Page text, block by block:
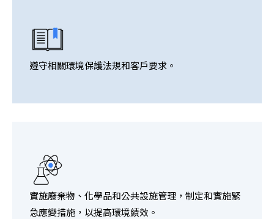
遵守相關環境保護法規和客戶要求。
實施廢棄物、化學品和公共設施管理，制定和實施緊
急應變措施，以提高環境績效。